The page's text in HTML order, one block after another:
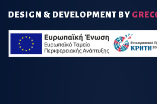
DESIGN & DEVELOPMENT BY